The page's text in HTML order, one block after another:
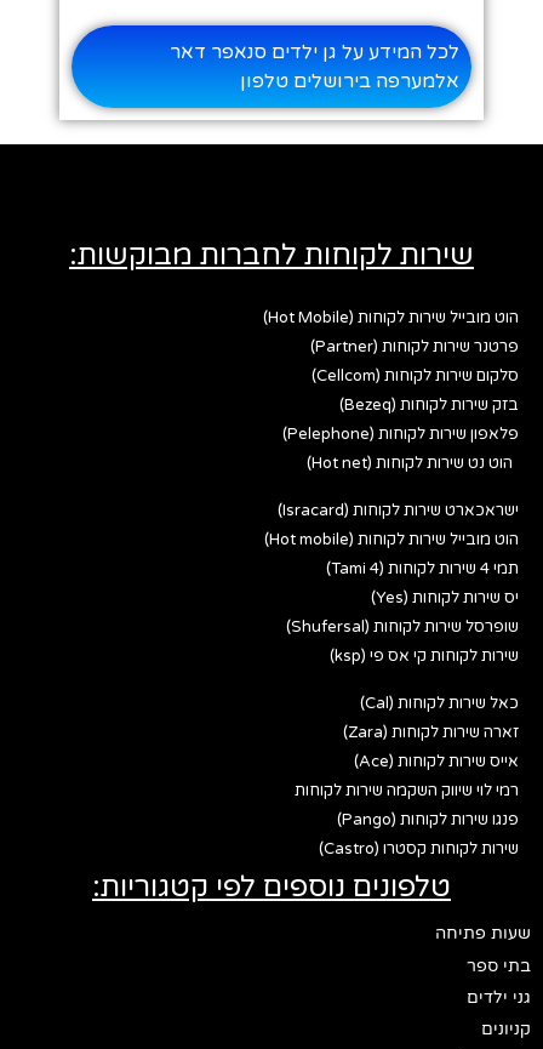
לכל המידע על גן ילדים סנאפר דאר
אלמערפה בירושלים טלפון
שירות לקוחות לחברות מבוקשות:
הוט מובייל שירות לקוחות (Hot Mobile)
פרטנר שירות לקוחות (Partner)
סלקום שירות לקוחות (Cellcom)
בזק שירות לקוחות (Bezeq)
פלאפון שירות לקוחות (Pelephone)
הוט נט שירות לקוחות (Hot net)
ישראכארט שירות לקוחות (Isracard)
הוט מובייל שירות לקוחות (Hot mobile)
תמי 4 שירות לקוחות (Tami 4)
יס שירות לקוחות (Yes)
שופרסל שירות לקוחות (Shufersal)
שירות לקוחות קי אס פי (ksp)
כאל שירות לקוחות (Cal)
זארה שירות לקוחות (Zara)
אייס שירות לקוחות (Ace)
רמי לוי שיווק השקמה שירות לקוחות
פנגו שירות לקוחות (Pango)
שירות לקוחות קסטרו (Castro)
טלפונים נוספים לפי קטגוריות:
שעות פתיחה
בתי ספר
גני ילדים
קניונים